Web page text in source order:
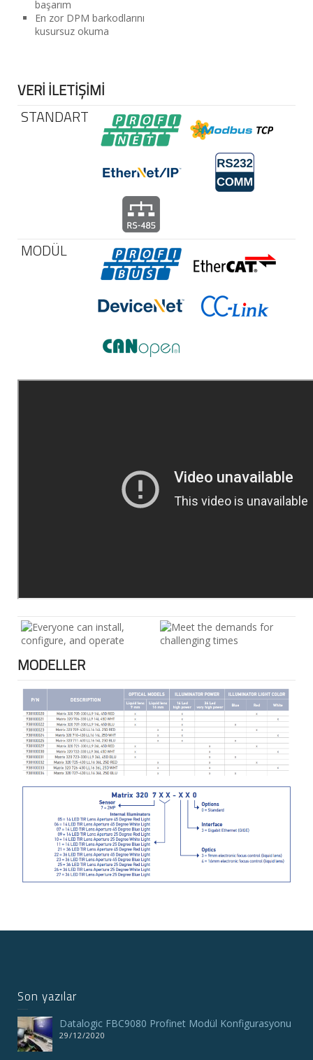
başarım
En zor DPM barkodlarını
kusursuz okuma
VERİ İLETİŞİMİ
STANDART
MODÜL
MODELLER
Son yazılar
Datalogic FBC9080 Profinet Modül Konfigurasyonu
29/12/2020